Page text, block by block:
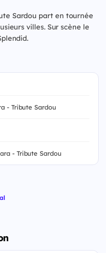
Sardou part en tournée
villes. Sur scène le
- Tribute Sardou
- Tribute Sardou